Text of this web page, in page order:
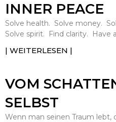
INNER PEACE
Solve health. Solve money.
Solve spirit. Find clarity. Have
| WEITERLESEN |
VOM
SELBST
Wenn man seinen Traum lebt,